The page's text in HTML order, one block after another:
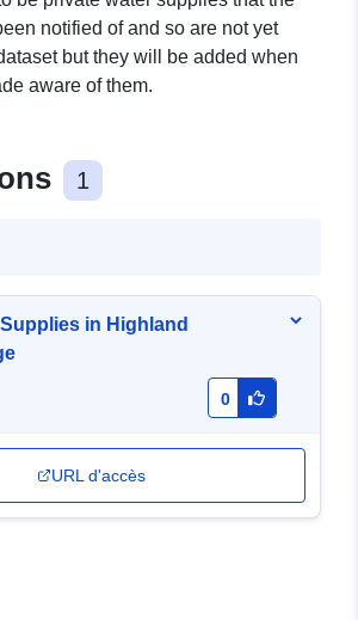
notified of and so are not yet
but they will be added when
aware of them.
1
in Highland
0
URL d'accès